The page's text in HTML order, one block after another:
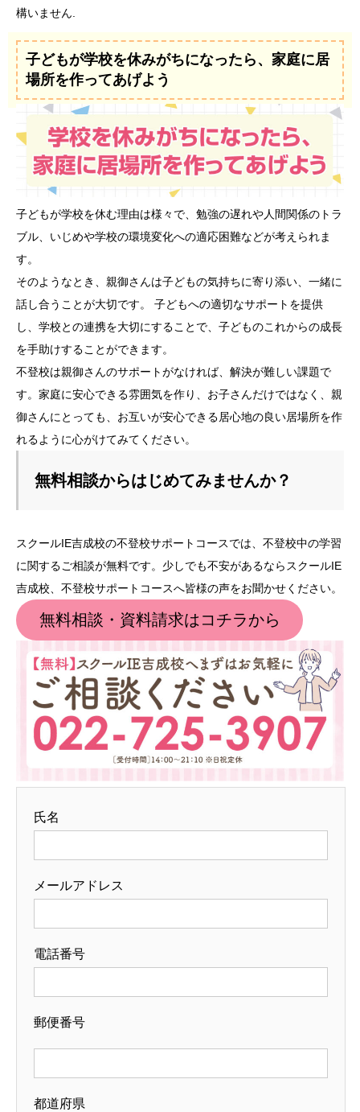
構いません.
子どもが学校を休みがちになったら、家庭に居
場所を作ってあげよう
子どもが学校を休む理由は様々で、勉強の遅れや人間関係のトラ
ブル、いじめや学校の環境変化への適応困難などが考えられま
す。
そのようなとき、親御さんは子どもの気持ちに寄り添い、一緒に
話し合うことが大切です。 子どもへの適切なサポートを提供
し、学校との連携を大切にすることで、子どものこれからの成長
を手助けすることができます。
不登校は親御さんのサポートがなければ、解決が難しい課題で
す。家庭に安心できる雰囲気を作り、お子さんだけではなく、親
御さんにとっても、お互いが安心できる居心地の良い居場所を作
れるように心がけてみてください。
無料相談からはじめてみませんか？
スクールIE吉成校の不登校サポートコースでは、不登校中の学習
に関するご相談が無料です。少しでも不安があるならスクールIE
吉成校、不登校サポートコースへ皆様の声をお聞かせください。
無料相談・資料請求はコチラから
氏名
メールアドレス
電話番号
郵便番号
都道府県